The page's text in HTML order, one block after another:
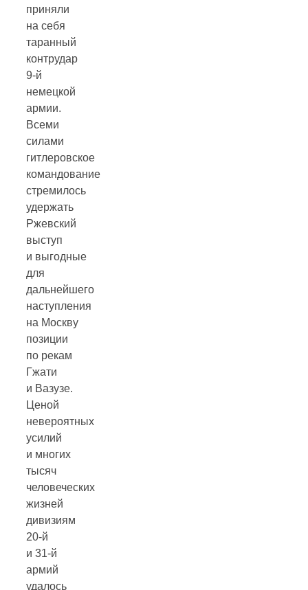
приняли
на себя
таранный
контрудар
9-й
немецкой
армии.
Всеми
силами
гитлеровское
командование
стремилось
удержать
Ржевский
выступ
и выгодные
для
дальнейшего
наступления
на Москву
позиции
по рекам
Гжати
и Вазузе.
Ценой
невероятных
усилий
и многих
тысяч
человеческих
жизней
дивизиям
20-й
и 31-й
армий
удалось